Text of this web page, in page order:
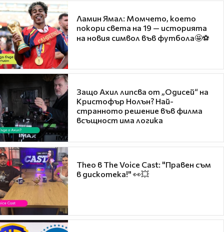
Ламин Ямал: Момчето, което
покори света на 19 — историята
на новия символ във футбола🤩⚽
Защо Ахил липсва от „Одисей“ на
Кристофър Нолън? Най-
странното решение във филма
всъщност има логика
Theo в The Voice Cast: "Правен съм
в дискотека!" 👀💥